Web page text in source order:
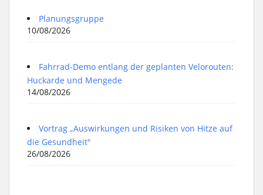
Planungsgruppe
10/08/2026
Fahrrad-Demo entlang der geplanten Velorouten:
Huckarde und Mengede
14/08/2026
Vortrag „Auswirkungen und Risiken von Hitze auf
die Gesundheit"
26/08/2026